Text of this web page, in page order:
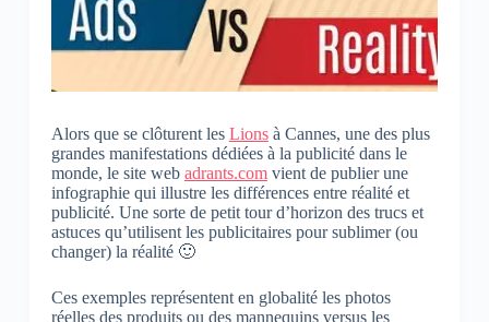
Alors que se clôturent les Lionsà Cannes, une des plus
grandes manifestations dédiées à la publicité dans le
monde, le site web adrants.comvient de publier une
infographie qui illustre les différences entre réalité et
publicité. Une sorte de petit tour d’horizon des trucs et
astuces qu’utilisent les publicitaires pour sublimer (ou
changer) la réalité 🙂
Ces exemples représentent en globalité les photos
réelles des produits ou des mannequins versus les